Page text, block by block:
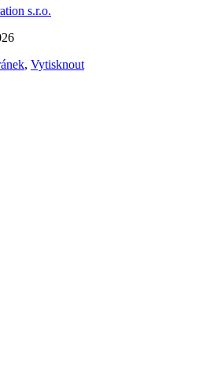
s.r.o.
, Vytisknout